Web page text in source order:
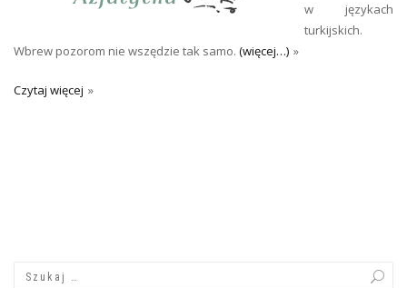
w językach
turkijskich.
Wbrew pozorom nie wszędzie tak samo. (więcej…)
Czytaj więcej